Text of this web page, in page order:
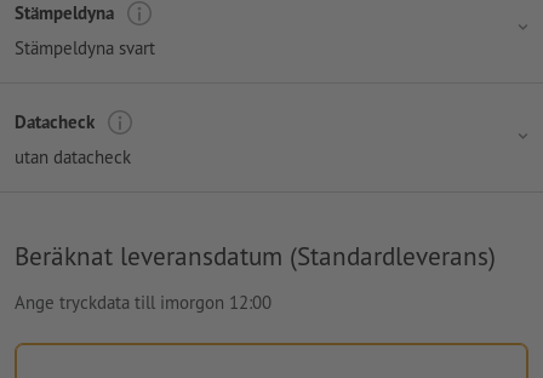
Stämpeldyna
Stämpeldyna svart
Datacheck
utan datacheck
Beräknat leveransdatum (Standardleverans)
Ange tryckdata till imorgon 12:00